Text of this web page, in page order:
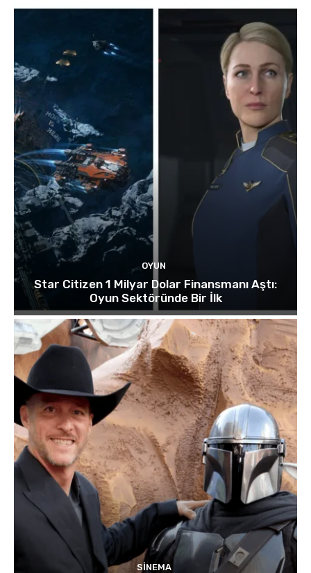
OYUN
Star Citizen 1 Milyar Dolar Finansmanı Aştı:
Oyun Sektöründe Bir İlk
SINEMA